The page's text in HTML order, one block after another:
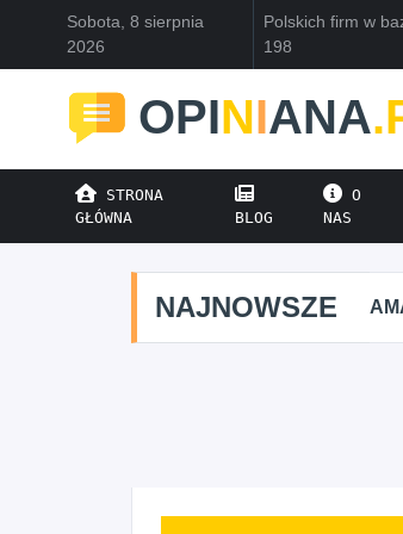
Sobota, 8 sierpnia
2026
Polskich firm w
198
OPINIANA
STRONA
GŁÓWNA
BLOG
O
NAS
NAJNOWSZE